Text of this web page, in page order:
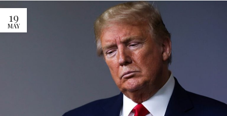
19
MAY